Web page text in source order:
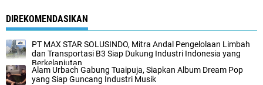
DIREKOMENDASIKAN
PT MAX STAR SOLUSINDO, Mitra Andal Pengelolaan Limbah
dan Transportasi B3 Siap Dukung Industri Indonesia yang
Berkelanjutan
Alam Urbach Gabung Tuaipuja, Siapkan Album Dream Pop
yang Siap Guncang Industri Musik